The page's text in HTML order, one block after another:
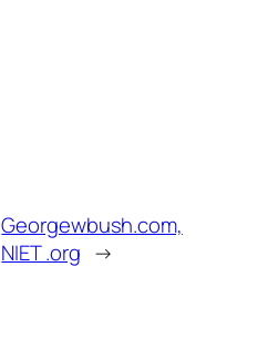
Georgewbush.com,
NIET .org →